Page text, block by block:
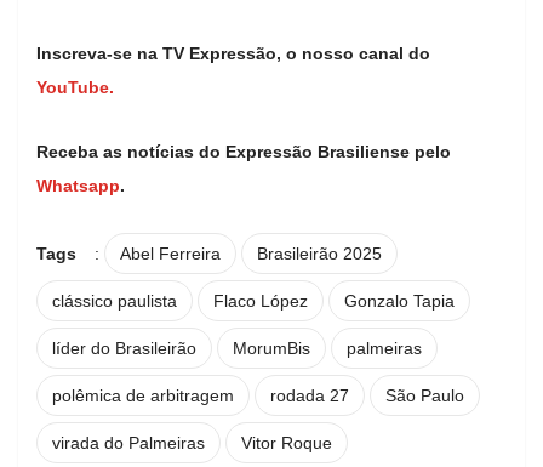
Inscreva-se na TV Expressão, o nosso canal do
YouTube.
Receba as notícias do Expressão Brasiliense pelo
Whatsapp.
Tags : Abel Ferreira Brasileirão 2025
clássico paulista Flaco López Gonzalo Tapia
líder do Brasileirão MorumBis palmeiras
polêmica de arbitragem rodada 27 São Paulo
virada do Palmeiras Vitor Roque